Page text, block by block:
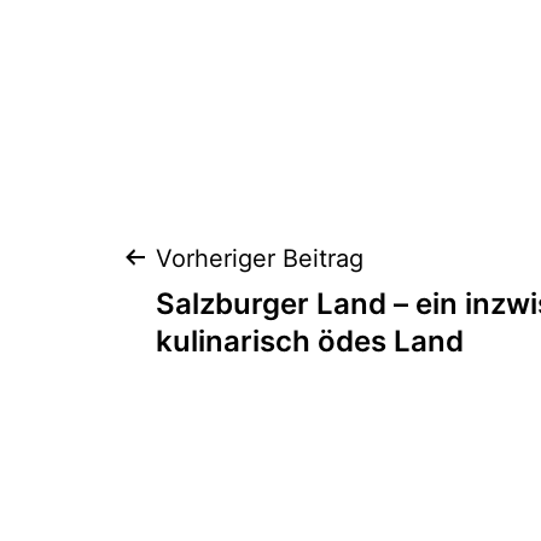
Vorheriger Beitrag
Salzburger Land – ein
kulinarisch ödes Land